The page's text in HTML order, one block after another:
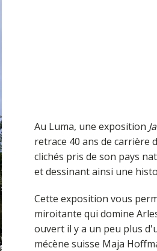
Au Luma, une exposition
retrace 40 ans de carrière
clichés pris de son pays
et dessinant ainsi une
Cette exposition vous
miroitante qui domine
ouvert il y a un peu plus
mécène suisse Maja